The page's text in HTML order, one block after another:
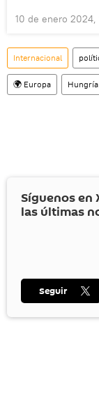
10 de enero 2024,
Internacional
🌍 Europa Hungría
Síguenos en
las últimas
Seguir